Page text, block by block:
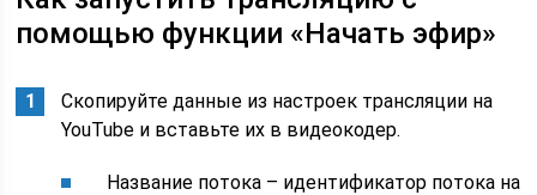
помощью функции «Начать эфир»
Скопируйте данные из настроек трансляции на
YouTube и вставьте их в видеокодер.
Название потока – идентификатор потока на